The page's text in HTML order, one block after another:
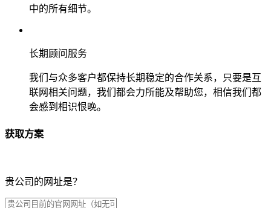
中的所有细节。
长期顾问服务
我们与众多客户都保持长期稳定的合作关系，只要是互
联网相关问题，我们都会力所能及帮助您，相信我们都
会感到相识恨晚。
获取方案
贵公司的网址是？